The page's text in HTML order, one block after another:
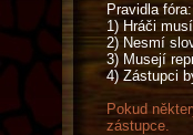
Pravidla fóra:
1) Hráči
2) Nesmí
3) Musejí
4) Zástupci
Pokud
zástupce.